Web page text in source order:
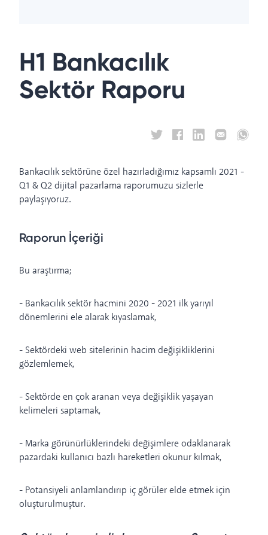
H1 Bankacılık
Sektör Raporu
Bankacılık sektörüne özel hazırladığımız kapsamlı 2021 -
Q1 & Q2 dijital pazarlama raporumuzu sizlerle
paylaşıyoruz.
Raporun İçeriği
Bu araştırma;
- Bankacılık sektör hacmini 2020 - 2021 ilk yarıyıl
dönemlerini ele alarak kıyaslamak,
- Sektördeki web sitelerinin hacim değişikliklerini
gözlemlemek,
- Sektörde en çok aranan veya değişiklik yaşayan
kelimeleri saptamak,
- Marka görünürlüklerindeki değişimlere odaklanarak
pazardaki kullanıcı bazlı hareketleri okunur kılmak,
- Potansiyeli anlamlandırıp iç görüler elde etmek için
oluşturulmuştur.